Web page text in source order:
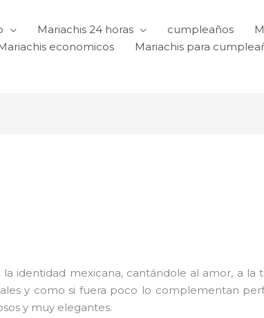
Mariachis 24 horas cumpleaños
economicos Mariachis para
identidad mexicana, cantándole al amor, a la
y como si fuera poco lo complementan
y muy elegantes.